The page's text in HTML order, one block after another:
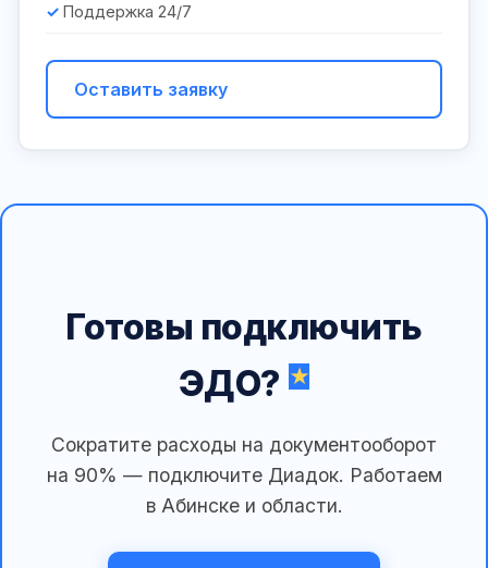
Поддержка 24/7
Оставить заявку
Готовы подключить
ЭДО?
Сократите расходы на документооборот
на 90% — подключите Диадок. Работаем
в Абинске и области.